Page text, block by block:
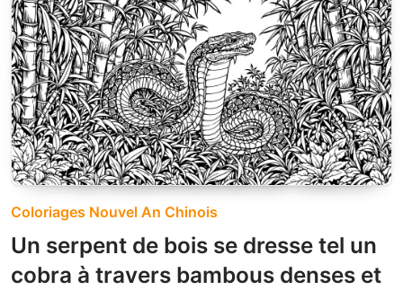
Coloriages Nouvel An Chinois
Un serpent de bois se dresse tel un
cobra à travers bambous denses et